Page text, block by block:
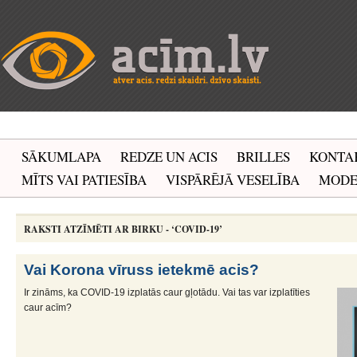
SĀKUMLAPA REDZE UN ACIS BRILLES
MĪTS VAI PATIESĪBA
VISPĀRĒJĀ VESELĪBA MODE
RAKSTI ATZĪMĒTI AR BIRKU - ‘COVID-19’
Vai Korona vīruss ietekmē acis?
Ir zināms, ka COVID-19 izplatās caur gļotādu. Vai tas var izplatīties
caur acīm?